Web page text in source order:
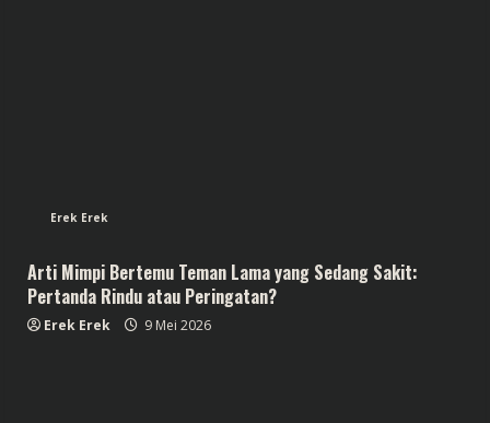
Erek Erek
Arti Mimpi Bertemu Teman Lama yang Sedang Sakit:
Pertanda Rindu atau Peringatan?
Erek Erek 9 Mei 2026